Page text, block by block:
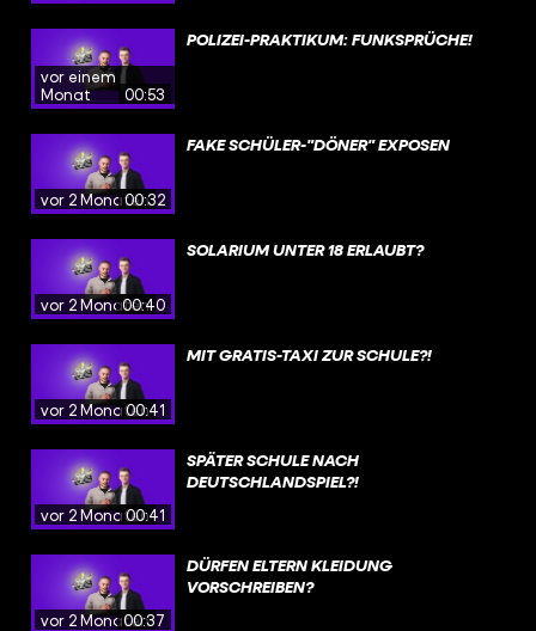
vor einem
Monat
00:53
POLIZEI-PRAKTIKUM: FUNKSPRÜCHE!
vor 2 Monaten
00:32
FAKE SCHÜLER-"DÖNER" EXPOSEN
vor 2 Monaten
00:40
SOLARIUM UNTER 18 ERLAUBT?
vor 2 Monaten
00:41
MIT GRATIS-TAXI ZUR SCHULE?!
vor 2 Monaten
00:41
SPÄTER SCHULE NACH
DEUTSCHLANDSPIEL?!
vor 2 Monaten
00:37
DÜRFEN ELTERN KLEIDUNG
VORSCHREIBEN?